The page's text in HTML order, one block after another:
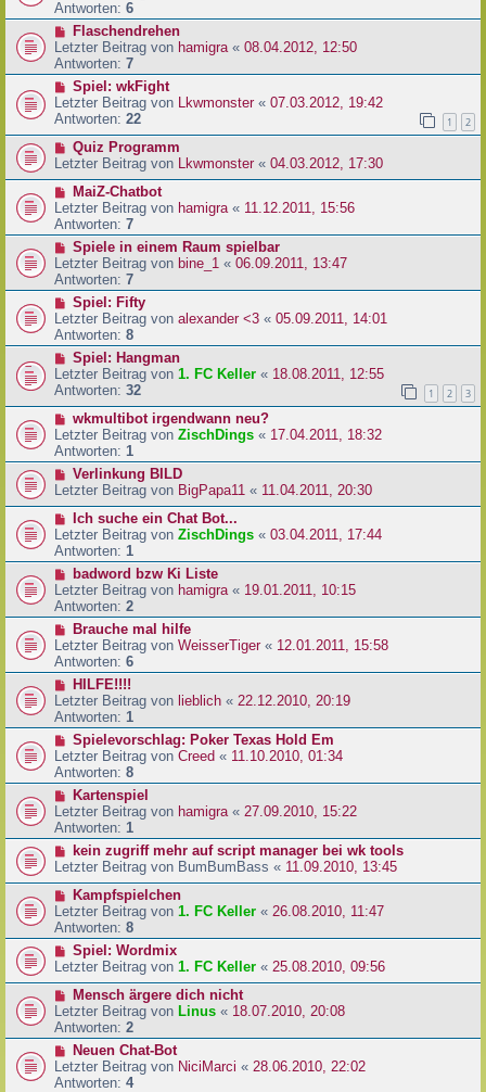
Antworten: 6
Flaschendrehen
Letzter Beitrag von hamigra « 08.04.2012, 12:50
Antworten: 7
Spiel: wkFight
Letzter Beitrag von
Lkwmonster« 07.03.2012, 19:42
Antworten: 22 1 2
Quiz Programm
Letzter Beitrag von
Lkwmonster « 04.03.2012, 17:30
MaiZ-Chatbot
Letzter Beitrag von hamigra « 11.12.2011, 15:56
Antworten: 7
Spiele in einem Raum spielbar
Letzter Beitrag von bine_1 « 06.09.2011, 13:47
Antworten: 7
Spiel: Fifty
Letzter Beitrag von alexander <3 « 05.09.2011, 14:01
Antworten: 8
Spiel: Hangman
Letzter Beitrag von 1. FC Keller « 18.08.2011, 12:55
Antworten: 32 1 2 3
wkmultibot irgendwann neu?
Letzter Beitrag von ZischDings « 17.04.2011, 18:32
Antworten: 1
Verlinkung BILD
Letzter Beitrag von BigPapa11 « 11.04.2011, 20:30
Ich suche ein Chat Bot...
Letzter Beitrag von ZischDings « 03.04.2011, 17:44
Antworten: 1
badword bzw Ki Liste
Letzter Beitrag von hamigra « 19.01.2011, 10:15
Antworten: 2
Brauche mal hilfe
Letzter Beitrag von WeisserTiger« 12.01.2011, 15:58
Antworten: 6
HILFE!!!!
Letzter Beitrag von lieblich « 22.12.2010, 20:19
Antworten: 1
Spielevorschlag: Poker Texas Hold Em
Letzter Beitrag von Creed « 11.10.2010, 01:34
Antworten: 8
Kartenspiel
Letzter Beitrag von hamigra « 27.09.2010, 15:22
Antworten: 1
kein zugriff mehr auf script manager bei wk tools
Letzter Beitrag von BumBumBass « 11.09.2010, 13:45
Kampfspielchen
Letzter Beitrag von 1. FC Keller « 26.08.2010, 11:47
Antworten: 8
Spiel: Wordmix
Letzter Beitrag von 1. FC Keller « 25.08.2010, 09:56
Mensch ärgere dich nicht
Letzter Beitrag von Linus « 18.07.2010, 20:08
Antworten: 2
Neuen Chat-Bot
Letzter Beitrag von NiciMarci « 28.06.2010, 22:02
Antworten: 4